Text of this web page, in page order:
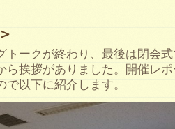
トークが終わり、最後は閉会
ら挨拶がありました。開催レ
で以下に紹介します。